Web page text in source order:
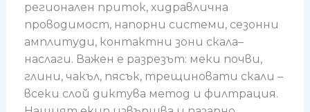
регионален приток, хидравлична
проводимост, напорни системи, сезонни
амплитуди, контактни зони скала–
наслаги. Важен е разрезът: меки почви,
глини, чакъл, пясък, трещиновати скали –
всеки слой диктува метод и филтрация.